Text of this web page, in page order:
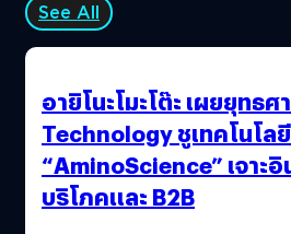
See All
อายิโนะโมะโต๊ะ เผยยุทธ
Technology ชูเทคโนโลยี
“AminoScience” เจาะ
บริโภคและ B2B